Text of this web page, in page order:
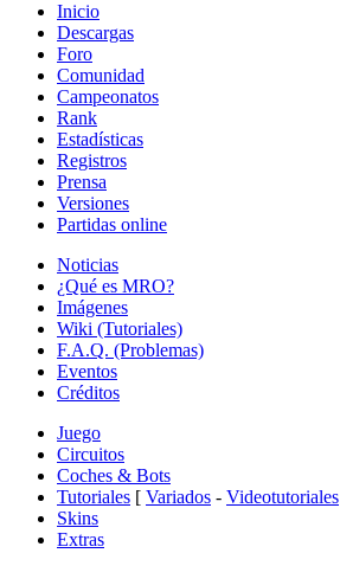
Inicio
Descargas
Foro
Comunidad
Campeonatos
Rank
Estadísticas
Registros
Prensa
Versiones
Partidas online
Noticias
¿Qué es MRO?
Imágenes
Wiki (Tutoriales)
F.A.Q. (Problemas)
Eventos
Créditos
Juego
Circuitos
Coches & Bots
Tutoriales [ Variados - Videotutoriales
Skins
Extras